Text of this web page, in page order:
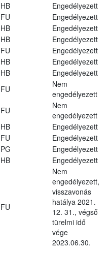
HB
Engedélyezett
FU
Engedélyezett
HB
Engedélyezett
HB
Engedélyezett
FU
Engedélyezett
HB
Engedélyezett
HB
Engedélyezett
FU
Nem
engedélyezett
FU
Nem
engedélyezett
HB
Engedélyezett
FU
Engedélyezett
PG
Engedélyezett
HB Engedélyezett
FU
Nem
engedélyezett,
visszavonás
hatálya 2021.
12. 31., végső
türelmi idő
vége
2023.06.30.